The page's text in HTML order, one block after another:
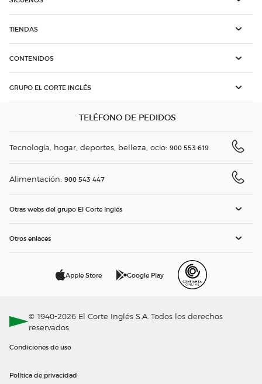
TIENDAS
CONTENIDOS
GRUPO EL CORTE INGLÉS
TELÉFONO DE PEDIDOS
Tecnología, hogar, deportes, belleza, ocio: 900 553 619
Alimentación: 900 543 447
Otras webs del grupo El Corte Inglés
Otros enlaces
Apple Store Google Play
© 1940-2026 El Corte Inglés S.A. Todos los derechos
reservados.
Condiciones de uso
Política de privacidad